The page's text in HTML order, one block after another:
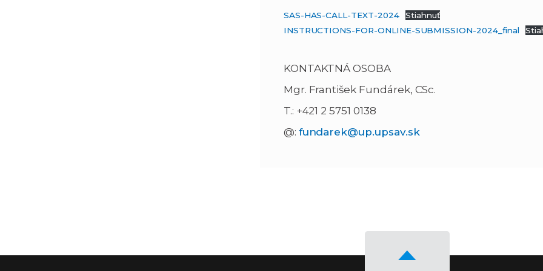
SAS-HAS-CALL-TEXT-2024
Stiahnuť
INSTRUCTIONS-FOR-ONLINE-SUBMISSION-2024_final
KONTAKTNÁ OSOBA
Mgr. František Fundárek, CSc.
T.: +421 2 5751 0138
@: fundarek@up.upsav.sk